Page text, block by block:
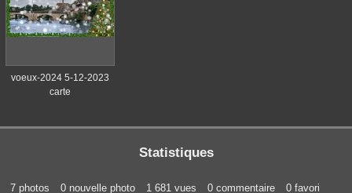
voeux-2024 5-12-2023
carte
Statistiques
7 photos 0 nouvelle photo 1 681 vues 0 commentaire 0 favori